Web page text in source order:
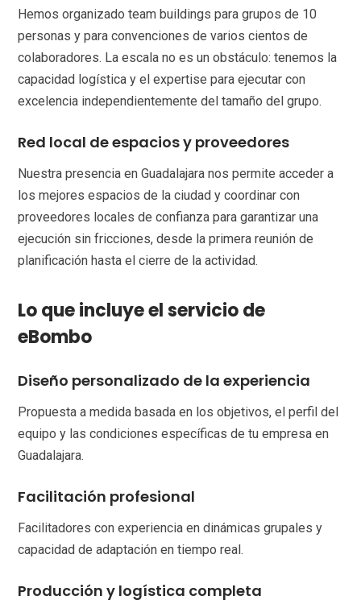
Hemos organizado team buildings para grupos de 10
personas y para convenciones de varios cientos de
colaboradores. La escala no es un obstáculo: tenemos la
capacidad logística y el expertise para ejecutar con
excelencia independientemente del tamaño del grupo.
Red local de espacios y proveedores
Nuestra presencia en Guadalajara nos permite acceder a
los mejores espacios de la ciudad y coordinar con
proveedores locales de confianza para garantizar una
ejecución sin fricciones, desde la primera reunión de
planificación hasta el cierre de la actividad.
Lo que incluye el servicio de
eBombo
Diseño personalizado de la experiencia
Propuesta a medida basada en los objetivos, el perfil del
equipo y las condiciones específicas de tu empresa en
Guadalajara.
Facilitación profesional
Facilitadores con experiencia en dinámicas grupales y
capacidad de adaptación en tiempo real.
Producción y logística completa